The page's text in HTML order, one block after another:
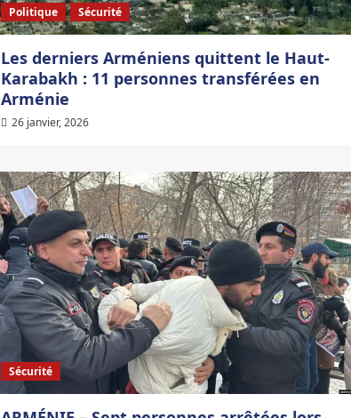
Politique Sécurité
Les derniers Arméniens quittent le Haut-
Karabakh : 11 personnes transférées en
Arménie
26 janvier, 2026
Sécurité